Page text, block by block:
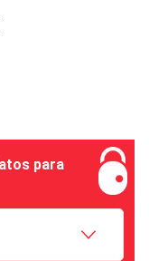
para